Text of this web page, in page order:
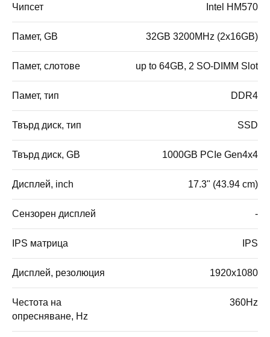
Чипсет Intel HM570
Памет, GB 32GB 3200MHz (2x16GB)
Памет, слотове up to 64GB, 2 SO-DIMM Slot
Памет, тип DDR4
Твърд диск, тип SSD
Твърд диск, GB 1000GB PCIe Gen4x4
Дисплей, inch 17.3" (43.94 cm)
Сензорен дисплей -
IPS матрица IPS
Дисплей, резолюция 1920x1080
Честота на
опресняване, Hz
360Hz